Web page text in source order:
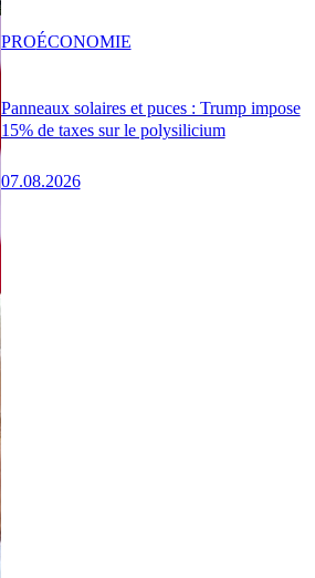
Panneaux solaires et puces : Trump impose
15% de taxes sur le polysilicium
07.08.2026
PROÉCONOMIE